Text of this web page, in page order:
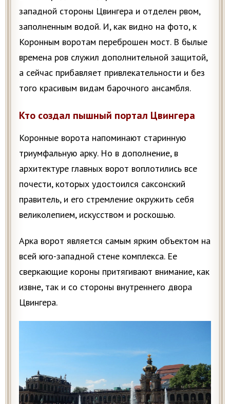
западной стороны Цвингера и отделен рвом,
заполненным водой. И, как видно на фото, к
Коронным воротам переброшен мост. В былые
времена ров служил дополнительной защитой,
а сейчас прибавляет привлекательности и без
того красивым видам барочного ансамбля.
Кто создал пышный портал Цвингера
Коронные ворота напоминают старинную
триумфальную арку. Но в дополнение, в
архитектуре главных ворот воплотились все
почести, которых удостоился саксонский
правитель, и его стремление окружить себя
великолепием, искусством и роскошью.
Арка ворот является самым ярким объектом на
всей юго-западной стене комплекса. Ее
сверкающие короны притягивают внимание, как
извне, так и со стороны внутреннего двора
Цвингера.